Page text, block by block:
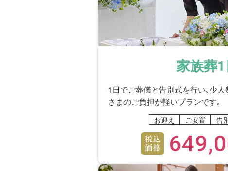
全体を通じて、イメージし
のんびりした人だったので、
香典返し・法要・ご供養
はい
四十九日の前日に（アフター
た。ありがたかったです。
家族葬1
1日でご葬儀と告別式を行い､少
さまのご負担が軽いプランです｡
お迎え ご安置 告